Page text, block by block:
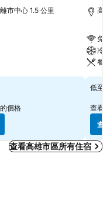
市中心 1.5 公里
的價格
高
免
冷氣
餐廳
低至
查看
查
查看高雄市區所有住宿